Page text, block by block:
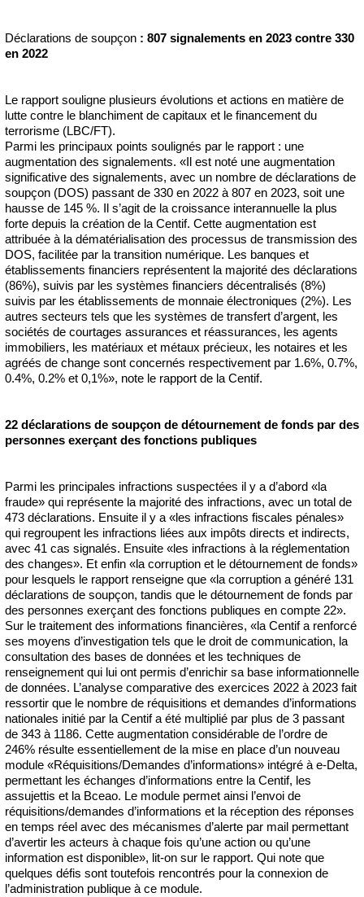
Déclarations de soupçon : 807 signalements en 2023 contre 330
en 2022
Le rapport souligne plusieurs évolutions et actions en matière de
lutte contre le blanchiment de capitaux et le financement du
terrorisme (LBC/FT).
Parmi les principaux points soulignés par le rapport : une
augmentation des signalements. «Il est noté une augmentation
significative des signalements, avec un nombre de déclarations de
soupçon (DOS) passant de 330 en 2022 à 807 en 2023, soit une
hausse de 145 %. Il s’agit de la croissance interannuelle la plus
forte depuis la création de la Centif. Cette augmentation est
attribuée à la dématérialisation des processus de transmission des
DOS, facilitée par la transition numérique. Les banques et
établissements financiers représentent la majorité des déclarations
(86%), suivis par les systèmes financiers décentralisés (8%)
suivis par les établissements de monnaie électroniques (2%). Les
autres secteurs tels que les systèmes de transfert d’argent, les
sociétés de courtages assurances et réassurances, les agents
immobiliers, les matériaux et métaux précieux, les notaires et les
agréés de change sont concernés respectivement par 1.6%, 0.7%,
0.4%, 0.2% et 0,1%», note le rapport de la Centif.
22 déclarations de soupçon de détournement de fonds par des
personnes exerçant des fonctions publiques
Parmi les principales infractions suspectées il y a d’abord «la
fraude» qui représente la majorité des infractions, avec un total de
473 déclarations. Ensuite il y a «les infractions fiscales pénales»
qui regroupent les infractions liées aux impôts directs et indirects,
avec 41 cas signalés. Ensuite «les infractions à la réglementation
des changes». Et enfin «la corruption et le détournement de fonds»
pour lesquels le rapport renseigne que «la corruption a généré 131
déclarations de soupçon, tandis que le détournement de fonds par
des personnes exerçant des fonctions publiques en compte 22».
Sur le traitement des informations financières, «la Centif a renforcé
ses moyens d’investigation tels que le droit de communication, la
consultation des bases de données et les techniques de
renseignement qui lui ont permis d’enrichir sa base informationnelle
de données. L’analyse comparative des exercices 2022 à 2023 fait
ressortir que le nombre de réquisitions et demandes d’informations
nationales initié par la Centif a été multiplié par plus de 3 passant
de 343 à 1186. Cette augmentation considérable de l’ordre de
246% résulte essentiellement de la mise en place d’un nouveau
module «Réquisitions/Demandes d’informations» intégré à e-Delta,
permettant les échanges d’informations entre la Centif, les
assujettis et la Bceao. Le module permet ainsi l’envoi de
réquisitions/demandes d’informations et la réception des réponses
en temps réel avec des mécanismes d’alerte par mail permettant
d’avertir les acteurs à chaque fois qu’une action ou qu’une
information est disponible», lit-on sur le rapport. Qui note que
quelques défis sont toutefois rencontrés pour la connexion de
l’administration publique à ce module.